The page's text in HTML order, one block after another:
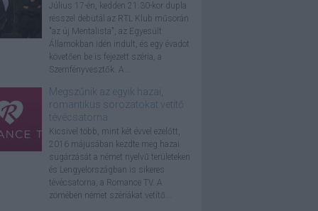
Július 17-én, kedden 21.30-kor dupla
résszel debütál az RTL Klub műsorán
"az új Mentalista", az Egyesült
Államokban idén indult, és egy évadot
követően be is fejezett széria, a
Szemfényvesztők. A...
Megszűnik az egyik hazai,
romantikus sorozatokat vetítő
tévécsatorna
Kicsivel több, mint két évvel ezelőtt,
2016 májusában kezdte meg hazai
sugárzását a német nyelvű területeken
és Lengyelországban is sikeres
tévécsatorna, a Romance TV. A
zömében német szériákat vetítő...